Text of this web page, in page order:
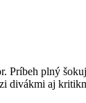
plný
divákmi aj